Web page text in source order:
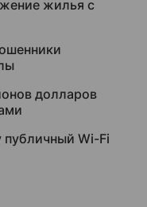
жилья с
долларов
публичный Wi-Fi